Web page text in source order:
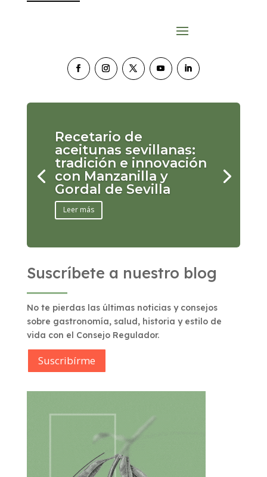
Recetario de
aceitunas sevillanas:
tradición e innovación
con Manzanilla y
Gordal de Sevilla
Leer más
Suscríbete a nuestro blog
No te pierdas las últimas noticias y consejos
sobre gastronomía, salud, historia y estilo de
vida con el Consejo Regulador.
Suscribírme